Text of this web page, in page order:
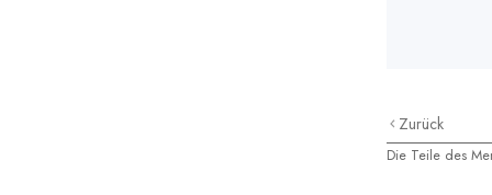
Zurück
Die Teile des